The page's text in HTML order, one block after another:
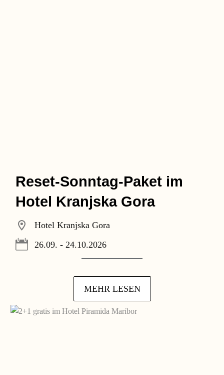
Reset-Sonntag-Paket im
Hotel Kranjska Gora
Hotel Kranjska Gora
26.09. - 24.10.2026
MEHR LESEN